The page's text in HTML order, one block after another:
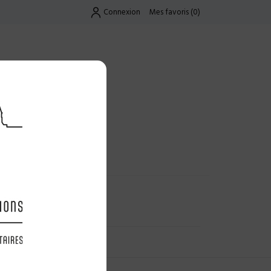
Connexion Mes favoris(0)